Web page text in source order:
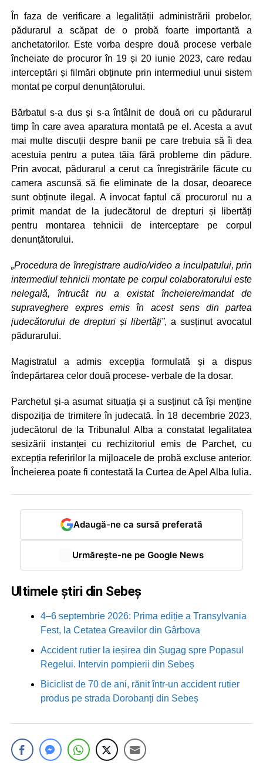
În faza de verificare a legalității administrării probelor,
pădurarul a scăpat de o probă foarte importantă a
anchetatorilor. Este vorba despre două procese verbale
încheiate de procuror în 19 și 20 iunie 2023, care redau
interceptări și filmări obținute prin intermediul unui sistem
montat pe corpul denunțătorului.
Bărbatul s-a dus și s-a întâlnit de două ori cu pădurarul
timp în care avea aparatura montată pe el. Acesta a avut
mai multe discuții despre banii pe care trebuia să îi dea
acestuia pentru a putea tăia fără probleme din pădure.
Prin avocat, pădurarul a cerut ca înregistrările făcute cu
camera ascunsă să fie eliminate de la dosar, deoarece
sunt obținute ilegal. A invocat faptul că procurorul nu a
primit mandat de la judecătorul de drepturi și libertăți
pentru montarea tehnicii de interceptare pe corpul
denunțătorului.
„Procedura de înregistrare audio/video a inculpatului, prin
intermediul tehnicii montate pe corpul colaboratorului este
nelegală, întrucât nu a existat încheiere/mandat de
supraveghere expres emis în acest sens din partea
judecătorului de drepturi și libertăți”, a susținut avocatul
pădurarului.
Magistratul a admis excepția formulată și a dispus
îndepărtarea celor două procese- verbale de la dosar.
Parchetul și-a asumat situația și a susținut că își menține
dispoziția de trimitere în judecată. În 18 decembrie 2023,
judecătorul de la Tribunalul Alba a constatat legalitatea
sesizării instanței cu rechizitoriul emis de Parchet, cu
excepția referirilor la mijloacele de probă excluse anterior.
Încheierea poate fi contestată la Curtea de Apel Alba Iulia.
Adaugă-ne ca sursă preferată
Urmărește-ne pe Google News
Ultimele știri din Sebeș
4–6 septembrie 2026: Prima ediție a Transylvania
Fest, la Cetatea Greavilor din Gârbova
Accident rutier la ieșirea din Șugag spre Popasul
Regelui. Intervin pompierii din Sebeș
Biciclist de 70 de ani, rănit într-un accident rutier
produs pe strada Dorobanți din Sebeș